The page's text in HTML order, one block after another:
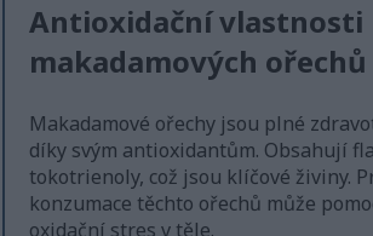
Antioxidační vlastnosti
makadamových ořechů
Makadamové ořechy jsou plné
díky svým antioxidantům. Obsahují
tokotrienoly, což jsou klíčové živiny.
konzumace těchto ořechů může
oxidační stres v těle.